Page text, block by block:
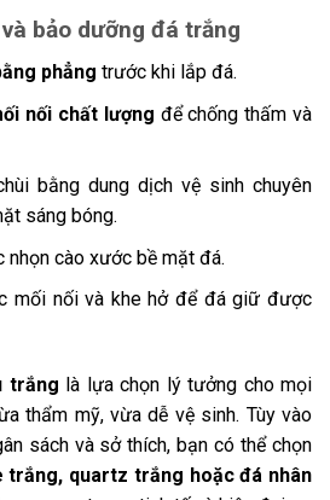
bảo dưỡng đá trắng
phẳng trước khi lắp đá.
nối chất lượng để chống thấm và
bằng dung dịch vệ sinh chuyên
sáng bóng.
nhọn cào xước bề mặt đá.
mối nối và khe hở để đá giữ được
trắng là lựa chọn lý tưởng cho mọi
thẩm mỹ, vừa dễ vệ sinh. Tùy vào
sách và sở thích, bạn có thể chọn
quartz trắng hoặc đá nhân